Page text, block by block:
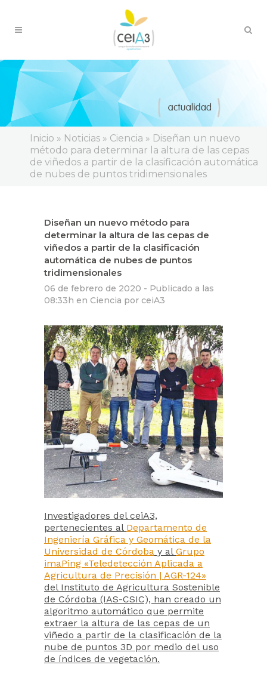
Inicio » Noticias » Ciencia » Diseñan un nuevo
método para determinar la altura de las cepas
de viñedos a partir de la clasificación automática
de nubes de puntos tridimensionales
Diseñan un nuevo método para
determinar la altura de las cepas de
viñedos a partir de la clasificación
automática de nubes de puntos
tridimensionales
06 de febrero de 2020 - Publicado a las
08:33h en Ciencia por ceiA3
Investigadores del ceiA3,
pertenecientes al Departamento de
Ingeniería Gráfica y Geomática de la
Universidad de Córdoba y al Grupo
imaPing «Teledetección Aplicada a
Agricultura de Precisión | AGR-124»
del Instituto de Agricultura Sostenible
de Córdoba (IAS-CSIC), han creado un
algoritmo automático que permite
extraer la altura de las cepas de un
viñedo a partir de la clasificación de la
nube de puntos 3D por medio del uso
de índices de vegetación.